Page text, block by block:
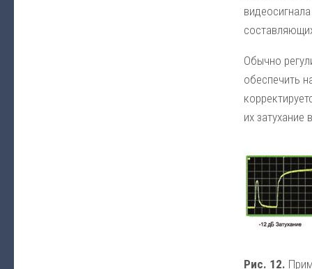
Обычно
обеспечить
их затухание
Рис. 12.